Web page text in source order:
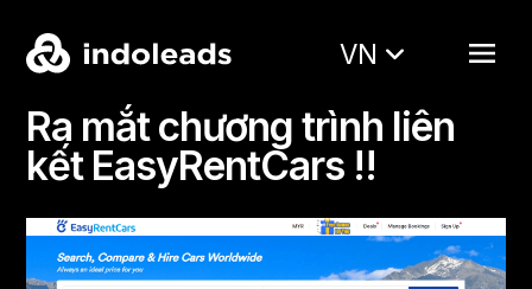
VN
Ra mắt chương trình liên
kết EasyRentCars !!